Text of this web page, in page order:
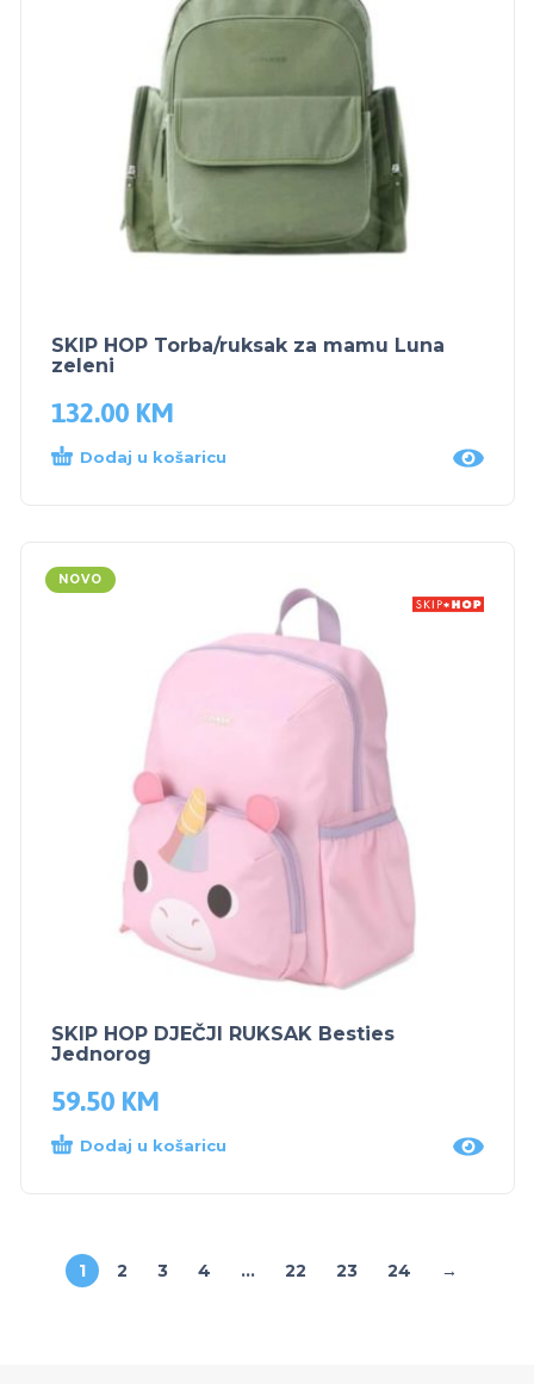
SKIP HOP Torba/ruksak za mamu Luna
zeleni
132.00 KM
Dodaj u košaricu
NOVO
SKIP HOP DJEČJI RUKSAK Besties
Jednorog
59.50 KM
Dodaj u košaricu
1 2 3 4 … 22 23 24 →